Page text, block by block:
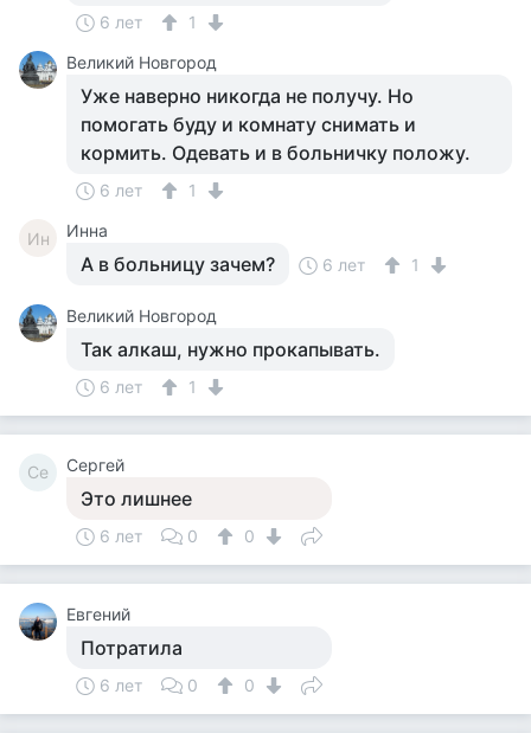
6 лет
1
Великий Новгород
Уже наверно никогда не получу. Но
помогать буду и комнату снимать и
кормить. Одевать и в больничку положу.
6 лет 1
Ин Инна
А в больницу зачем? 6 лет 1
Великий Новгород
Так алкаш, нужно прокапывать.
6 лет 1
Се Сергей
Это лишнее
6 лет 0 0
Евгений
Потратила
6 лет 0 0